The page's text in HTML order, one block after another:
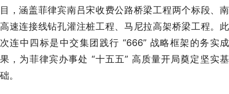
目，涵盖菲律宾南吕宋收费公路桥梁工程两个标段、南
高速连接线钻孔灌注桩工程、马尼拉高架桥梁工程。此
次连中四标是中交集团践行 “666” 战略框架的务实成
果，为菲律宾办事处 “十五五” 高质量开局奠定坚实基
础。